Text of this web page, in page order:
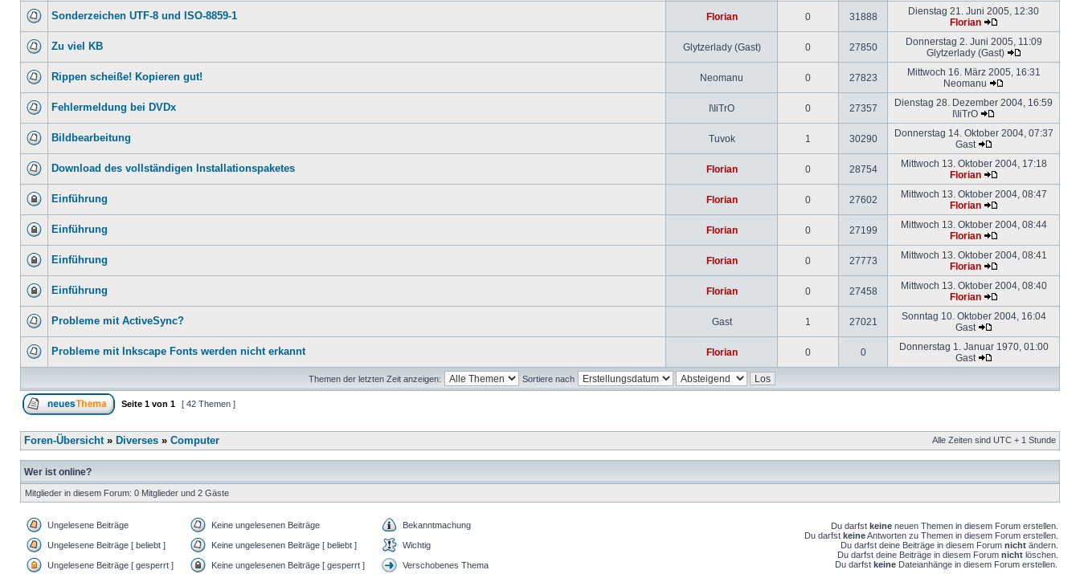
Sonderzeichen UTF-8 und ISO-8859-1 Florian 0 31888
Dienstag 21. Juni 2005, 12:30
Florian
Zu viel KB Glytzerlady (Gast) 0 27850
Donnerstag 2. Juni 2005, 11:09
Glytzerlady (Gast)
Rippen scheiße! Kopieren gut! Neomanu 0 27823
Mittwoch 16. März 2005, 16:31
Neomanu
Fehlermeldung bei DVDx I\IiTrO 0 27357
Dienstag 28. Dezember 2004, 16:59
I\IiTrO
Bildbearbeitung Tuvok 1 30290
Donnerstag 14. Oktober 2004, 07:37
Gast
Download des vollständigen Installationspaketes Florian 0 28754
Mittwoch 13. Oktober 2004, 17:18
Florian
Einführung Florian 0 27602
Mittwoch 13. Oktober 2004, 08:47
Florian
Einführung Florian 0 27199
Mittwoch 13. Oktober 2004, 08:44
Florian
Einführung Florian 0 27773
Mittwoch 13. Oktober 2004, 08:41
Florian
Einführung Florian 0 27458
Mittwoch 13. Oktober 2004, 08:40
Florian
Probleme mit ActiveSync? Gast 1 27021
Sonntag 10. Oktober 2004, 16:04
Gast
Probleme mit Inkscape Fonts werden nicht erkannt Florian 0 0
Donnerstag 1. Januar 1970, 01:00
Gast
Themen der letzten Zeit anzeigen: Sortiere nach
Seite 1 von 1 [ 42 Themen ]
Foren-Übersicht» Diverses » Computer Alle Zeiten sind UTC + 1 Stunde
Wer ist online?
Mitglieder in diesem Forum: 0 Mitglieder und 2 Gäste
Ungelesene Beiträge Keine ungelesenen Beiträge Bekanntmachung
Ungelesene Beiträge [ beliebt ] Keine ungelesenen Beiträge [ beliebt ] Wichtig
Ungelesene Beiträge [ gesperrt ] Keine ungelesenen Beiträge [ gesperrt ] Verschobenes Thema
Du darfst keine neuen Themen in diesem Forum erstellen.
Du darfst keineAntworten zu Themen in diesem Forum erstellen.
Du darfst deine Beiträge in diesem Forum nicht ändern.
Du darfst deine Beiträge in diesem Forum nicht löschen.
Du darfst keine Dateianhänge in diesem Forum erstellen.